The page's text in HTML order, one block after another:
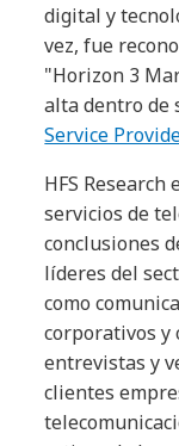
digital y
vez, fue
"Horizon 3
alta dentro de
Service
HFS Research
servicios de
conclusiones
líderes del
como
corporativos y
entrevistas y
clientes